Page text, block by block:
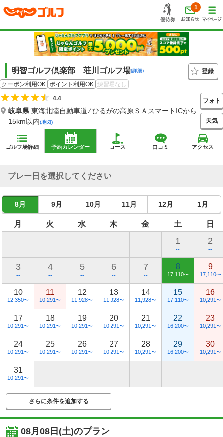
1
明智ゴルフ倶楽部 荘川ゴルフ場(詳細)
登録
クーポン利用OK ポイント利用OK 練習場なし
4.4
岐阜県東海北陸自動車道 ⁄ ひるがの高原ＳＡスマートICから
15km以内(地図)
フォト
天気
ゴルフ場詳細 予約カレンダー コース 口コミ アクセス
プレー日を選択してください
8月 9月 10月 11月 12月 1月
月 火 水 木 金 土 日
1
--
2
--
3
--
4
--
5
--
6
--
7
--
8
17,110〜
9
17,110〜
10
12,350〜
11
10,291〜
12
11,928〜
13
11,928〜
14
11,928〜
15
17,110〜
16
10,291〜
17
10,291〜
18
10,291〜
19
10,291〜
20
10,291〜
21
10,291〜
22
16,200〜
23
10,291〜
24
10,291〜
25
10,291〜
26
10,291〜
27
10,291〜
28
10,291〜
29
16,200〜
30
10,291〜
31
10,291〜
さらに条件を追加する
08月08日(土)のプラン